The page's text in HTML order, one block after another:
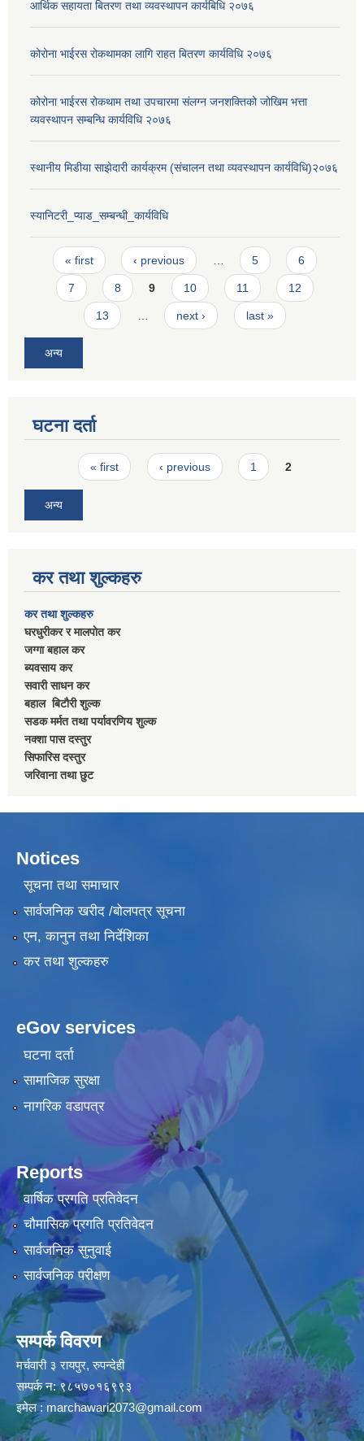
आर्थिक सहायता बितरण तथा व्यवस्थापन कार्यबिधि २०७६
कोरोना भाईरस रोकथामका लागि राहत बितरण कार्यविधि २०७६
कोरोना भाईरस रोकथाम तथा उपचारमा संलग्न जनशक्तिको जोखिम भत्ता
व्यवस्थापन सम्बन्धि कार्यविधि २०७६
स्थानीय मिडीया साझेदारी कार्यक्रम (संचालन तथा व्यवस्थापन कार्यविधि)२०७६
स्यानिटरी_प्याड_सम्बन्धी_कार्यविधि
Pages
« first ‹ previous 5 6
7 8 9 10 11 12
13 next › last »
अन्य
घटना दर्ता
Pages« first ‹ previous 1 2
अन्य
कर तथा शुल्कहरु
कर तथा शुल्कहरु
घरधुरीकर र मालपाेत कर
जग्गा बहाल कर
ब्यवसाय कर
सवारी साधन कर
बहाल बिटाैरी शुल्क
सडक मर्मत तथा पर्यावरणिय शुल्क
नक्शा पास दस्तुर
सिफारिस दस्तुर
जरिवाना तथा छुट
Notices
सूचना तथा समाचार
सार्वजनिक खरीद /बोलपत्र सूचना
एन, कानुन तथा निर्देशिका
कर तथा शुल्कहरु
eGov services
घटना दर्ता
सामाजिक सुरक्षा
नागरिक वडापत्र
Reports
वार्षिक प्रगति प्रतिवेदन
चौमासिक प्रगति प्रतिवेदन
सार्वजनिक सुनुवाई
सार्वजनिक परीक्षण
सम्पर्क विवरण
मर्चवारी ३ रायपुर, रुपन्देही
सम्पर्क न: ९८५७०१६९९३
इमेल : marchawari2073@gmail.com